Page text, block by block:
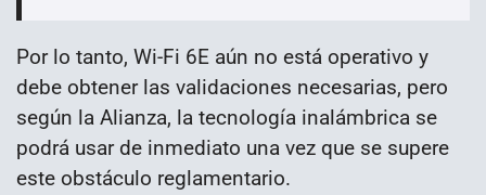
Por lo tanto, Wi-Fi 6E aún no está operativo y
debe obtener las validaciones necesarias, pero
según la Alianza, la tecnología inalámbrica se
podrá usar de inmediato una vez que se supere
este obstáculo reglamentario.